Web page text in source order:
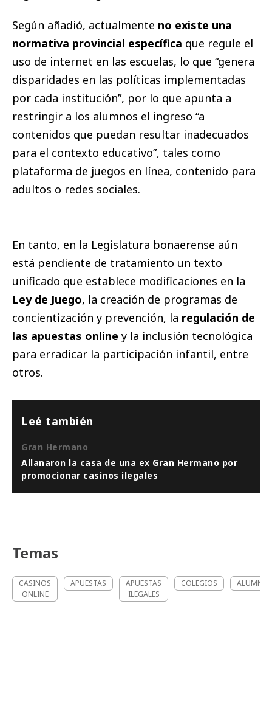
Según añadió, actualmente no existe una
normativa provincial específica que regule el
uso de internet en las escuelas, lo que “genera
disparidades en las políticas implementadas
por cada institución”, por lo que apunta a
restringir a los alumnos el ingreso “a
contenidos que puedan resultar inadecuados
para el contexto educativo”, tales como
plataforma de juegos en línea, contenido para
adultos o redes sociales.
En tanto, en la Legislatura bonaerense aún
está pendiente de tratamiento un texto
unificado que establece modificaciones en la
Ley de Juego, la creación de programas de
concientización y prevención, la regulación de
las apuestas online y la inclusión tecnológica
para erradicar la participación infantil, entre
otros.
Leé también
Gran Hermano
Allanaron la casa de una ex Gran Hermano por
promocionar casinos ilegales
Temas
CASINOS
ONLINE
APUESTAS
APUESTAS
ILEGALES
COLEGIOS